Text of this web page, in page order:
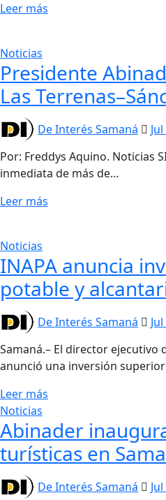
Leer más
Noticias
Presidente
Las
De Interés Samaná
Por: Freddys Aquino. Noticias
inmediata de más de…
Leer más
Noticias
INAPA anuncia
potable y
De Interés Samaná
Samaná.– El director ejecutivo
anunció una inversión
Leer más
Noticias
Abinader
turísticas en
De Interés Samaná